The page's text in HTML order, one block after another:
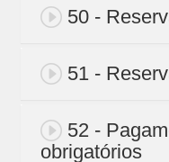
50 -
51 -
52 -
obrigatórios